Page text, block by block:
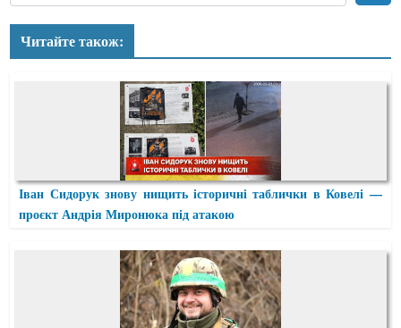
Читайте також:
Іван Сидорук знову нищить історичні таблички в Ковелі —
проєкт Андрія Миронюка під атакою